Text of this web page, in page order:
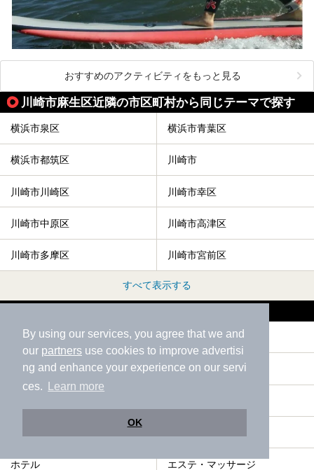
By using our services, you agree that we and
our partners use cookies to improve advertisi
ng and enhance your experience on our servi
ces.
Learn more
OK
おすすめのアクティビティをもっと見る
川崎市麻生区近隣の市区町村から同じテーマで探す
横浜市泉区 横浜市青葉区
横浜市都筑区 川崎市
川崎市川崎区 川崎市幸区
川崎市中原区 川崎市高津区
川崎市多摩区 川崎市宮前区
すべて表示する
駅近（徒歩10分以内） サウナ
格安（1,000円以下） ひとり旅・一人旅
ホテル エステ・マッサージ